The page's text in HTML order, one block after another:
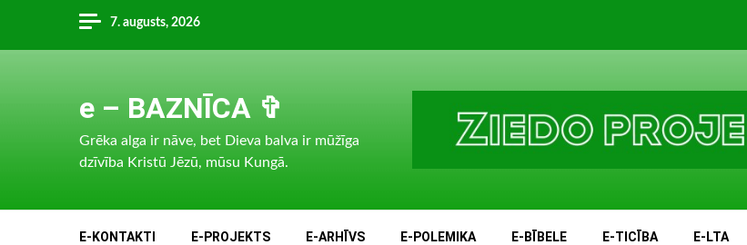
content
7. augusts, 2026
e – BAZNĪCA ✞
Grēka alga ir nāve, bet Dieva balva ir mūžīga
dzīvība Kristū Jēzū, mūsu Kungā.
E-KONTAKTI E-PROJEKTS E-ARHĪVS E-POLEMIKA E-BĪBELE E-TICĪBA E-LTA